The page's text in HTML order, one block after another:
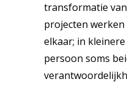
transformatie
projecten
elkaar; in
persoon soms